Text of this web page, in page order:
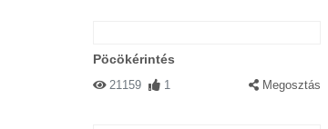
Pöcökérintés
21159 1 Megosztás